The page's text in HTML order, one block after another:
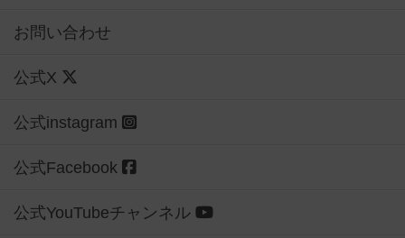
お問い合わせ
公式X
公式instagram
公式Facebook
公式YouTubeチャンネル